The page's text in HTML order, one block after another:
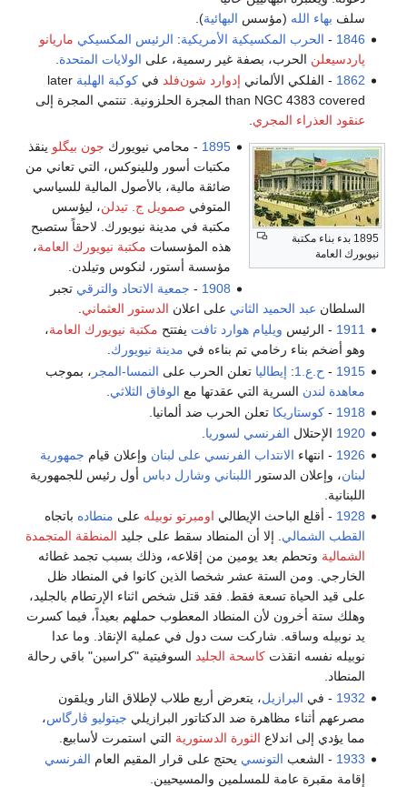
سلف بهاء الله (مؤسس البهائية).
1846
- الحرب المكسيكية الأمريكية: الرئيس المكسيكي ماريانو
پاردسيعلن الحرب، بصفة غير رسمية، على الولايات المتحدة
1862 - الفلكي الألماني إدوارد شون‌فلد فيكوكبة الهلبة later
than NGC 4383 covered المجرة الحلزونية. تنتمي المجرة إلى
عنقود العذراء المجري.
1895 بدء بناء مكتبة
نيويورك العامة
1895 - محامي نيويورك جون بيگلو ينقذ
مكتبات أسور وللينوكس، التي تعاني من
ضائقة مالية، بالأصول المالية للسياسي
المتوفي صمويل ج. تيدلن، ليؤسس
مكتبة في مدينة نيويورك. لاحقاً ستصبح
هذه المؤسسات مكتبة نيويورك العامة،
مؤسسة أستور، لنكوس وتيلدن.
1908
- جمعية الاتحاد والترقي تجبر
السلطان عبد الحميد الثاني على اعلان الدستور العثماني
1911 - الرئيس ويليام هوارد تافت يفتتح مكتبة نيويورك العامة،
وهو أضخم بناء رخامي تم بناءه في مدينة نيويورك.
1915
- ح.ع.1 : إيطاليا تعلن الحرب على النمسا-المجر ، بموجب
معاهدة لندن السرية التي عقدتها مع الوفاق الثلاثي
1918
-كوستاريكا تعلن الحرب ضد ألمانيا.
1920 الإحتلال الفرنسي لسوريا.
1926 - انتهاء الانتداب الفرنسي على لبنان وإعلان قيام جمهورية
لبنان، وإعلان الدستور اللبناني وشارل دباس أول رئيس للجمهورية
اللبنانية.
1928 - أقلع الباحث الإيطالي اومبرتو نوبيله على منطاده باتجاه
القطب الشمالي . إلا أن المنطاد سقط على جليد المنطقة المتجمدة
الشمالية وتحطم بعد يومين من إقلاعه، وذلك بسبب تجمد غطائه
الخارجي. ومن الستة عشر شخصا الذين كانوا في المنطاد ظل
على قيد الحياة تسعة فقط. فقد قتل شخص اثناء الإرتطام بالجليد،
وهلك ستة أخرون لأن المنطاد المعطوب حملهم بعيداً، فيما كسرت
يد نوبيله وساقه. شاركت ست دول في عملية الإنقاذ. وما عدا
نوبيله نفسه انقذتكاسحة الجليد السوفيتية "كراسين" باقي رحالة
المنطاد.
1932 - في البرازيل، يتعرض أربع طلاب لإطلاق النار ويلقون
مصرعهم أثناء مظاهرة ضد الدكتاتور البرازيلي جيتوليو ڤارگاس،
مما يؤدي إلى اندلاع الثورة الدستورية التي استمرت لأسابيع.
1933 - الشعب التونسي يحتج على قرار المقيم العام الفرنسي
إقامة مقبرة عامة للمسلمين والمسيحيين.